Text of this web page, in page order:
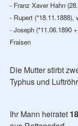
- Franz Xaver Hahn
- Rupert (*18.11.1888),
- Joseph (*11.06.1890
Fraisen
Die Mutter stirbt
Typhus und
Ihr Mann heiratet